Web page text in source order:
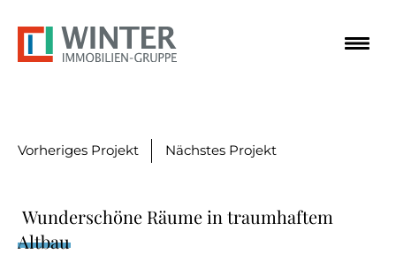
Hauptmenu
Seiteninhalt
Footer
Vorheriges Projekt Nächstes Projekt
Wunderschöne Räume in traumhaftem
Altbau